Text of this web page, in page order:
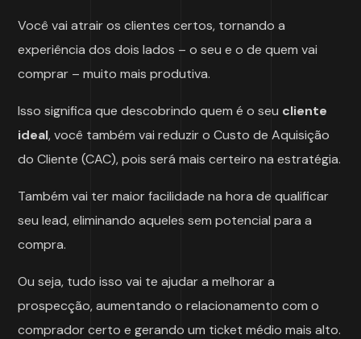
Você vai atrair os clientes certos, tornando a
experiência dos dois lados – o seu e o de quem vai
comprar – muito mais produtiva.
Isso significa que descobrindo quem é o seu cliente
ideal, você também vai reduzir o Custo de Aquisição
do Cliente (CAC), pois será mais certeiro na estratégia.
Também vai ter maior facilidade na hora de qualificar
seu lead, eliminando aqueles sem potencial para a
compra.
Ou seja, tudo isso vai te ajudar a melhorar a
prospecção, aumentando o relacionamento com o
comprador certo e gerando um ticket médio mais alto.